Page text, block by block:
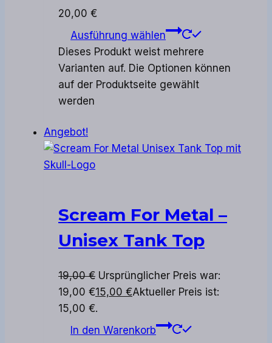
20,00 €
Ausführung wählen
Dieses Produkt weist mehrere
Varianten auf. Die Optionen können
auf der Produktseite gewählt
werden
Angebot!
Scream For Metal –
Unisex Tank Top
19,00€ Ursprünglicher Preis war:
19,00 €15,00 €Aktueller Preis ist:
15,00 €.
In den Warenkorb